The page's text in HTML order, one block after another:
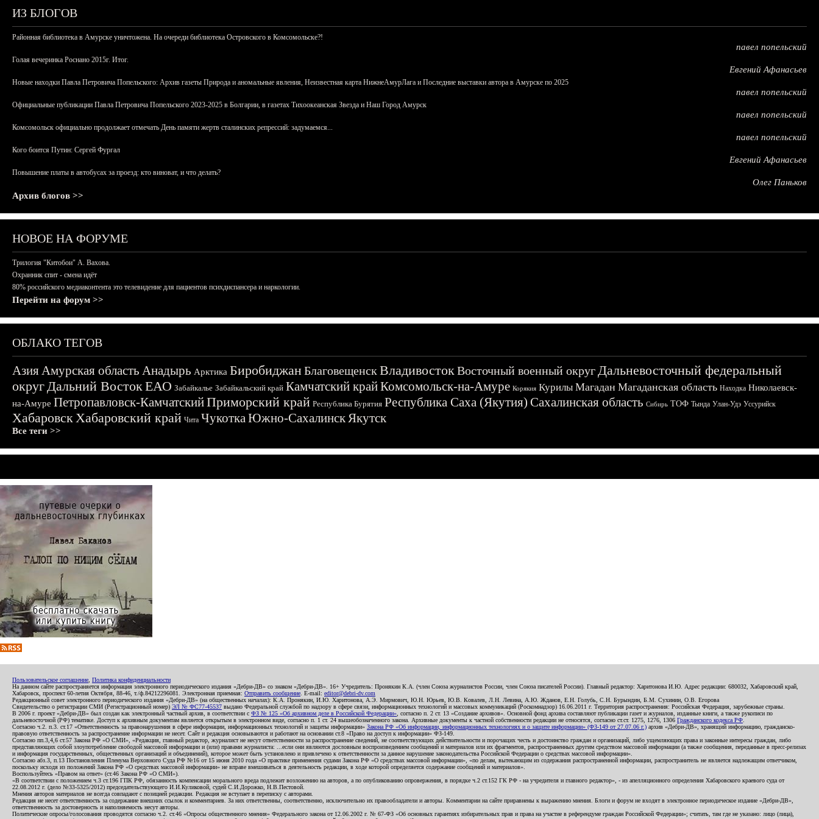
ИЗ БЛОГОВ
Районная библиотека в Амурске уничтожена. На очереди библиотека Островского в Комсомольске?!
павел попельский
Голая вечеринка Роснано 2015г. Итог.
Евгений Афанасьев
Новые находки Павла Петровича Попельского: Архив газеты Природа и аномальные явления, Неизвестная карта НижнеАмурЛага и Последние выставки автора в Амурске по 2025
павел попельский
Официальные публикации Павла Петровича Попельского 2023-2025 в Болгарии, в газетах Тихоокеанская Звезда и Наш Город Амурск
павел попельский
Комсомольск официально продолжает отмечать День памяти жертв сталинских репрессий: задумаемся...
павел попельский
Кого боится Путин: Сергей Фургал
Евгений Афанасьев
Повышение платы в автобусах за проезд: кто виноват, и что делать?
Олег Паньков
Архив блогов >>
НОВОЕ НА ФОРУМЕ
Трилогия "Китобои" А. Вахова.
Охранник спит - смена идёт
80% российского медиаконтента это телевидение для пациентов психдиспансера и наркологии.
Перейти на форум >>
ОБЛАКО ТЕГОВ
АзияАмурская область Анадырь Арктика БиробиджанБлаговещенскВладивостокВосточный военный округДальневосточный федеральный
округДальний ВостокЕАО Забайкалье Забайкальский край Камчатский крайКомсомольск-на-Амуре Корякия Курилы Магадан Магаданская область Находка Николаевск-
на-Амуре Петропавловск-КамчатскийПриморский край Республика Бурятия Республика Саха (Якутия) Сахалинская область Сибирь ТОФ Тында Улан-Удэ Уссурийск
ХабаровскХабаровский край Чита ЧукоткаЮжно-СахалинскЯкутск
Все теги >>
Пользовательское соглашение Политика конфиденциальности
На данном сайте распространяется информация электронного периодического издания «Дебри-ДВ» со знаком «Дебри-ДВ». 16+ Учредитель: Пронякин К.А. (член Союза журналистов России, член Союза писателей России). Главный редактор: Харитонова И.Ю. Адрес редакции: 680032, Хабаровский край,
Хабаровск, проспект 60-летия Октября, 88-46, т./ф.84212296081. Электронная приемная: Отправить сообщение . E-mail: editor@debri-dv.com
Редакционный совет электронного периодического издания «Дебри-ДВ» (на общественных началах): К.А. Пронякин, И.Ю. Харитонова, А.Э. Мирмович, Ю.Н. Юрьев, Ю.В. Ковалев, Л.Н. Левина, А.Ю. Жданов, Е.Н. Голубь, С.Н. Бурындин, Б.М. Сухинин, О.В. Егорова
Свидетельство о регистрации СМИ (Регистрационный номер) ЭЛ № ФС77-45537 выдано Федеральной службой по надзору в сфере связи, информационных технологий и массовых коммуникаций (Роскомнадзор) 16.06.2011 г. Территория распространения: Российская Федерация, зарубежные страны.
В 2006 г. проект «Дебри-ДВ» был создан как электронный частный архив, в соответствии с ФЗ № 125 «Об архивном деле в Российской Федерации» , согласно п. 2 ст. 13 «Создание архивов». Основной фонд архива составляют публикации газет и журналов, изданные книги, а также рукописи по
дальневосточной (РФ) тематике. Доступ к архивным документам является открытым в электронном виде, согласно п. 1 ст. 24 вышеобозначенного закона. Архивные документы к частной собственности редакции не относятся, согласно ст.ст. 1275, 1276, 1306 Гражданского кодекса РФ
Согласно ч.2. п.3. ст.17 «Ответственность за правонарушения в сфере информации, информационных технологий и защиты информации» Закона РФ «Об информации, информационных технологиях и о защите информации» (ФЗ-149 от 27.07.06 г.) архив «Дебри-ДВ», хранящий информацию, гражданско-
правовую ответственность за распространение информации не несет. Сайт и редакция основываются и работают на основании ст.8 «Право на доступ к информации» ФЗ-149.
Согласно пп.3,4,6 ст.57 Закона РФ «О СМИ», «Редакция, главный редактор, журналист не несут ответственности за распространение сведений, не соответствующих действительности и порочащих честь и достоинство граждан и организаций, либо ущемляющих права и законные интересы граждан, либо
представляющих собой злоупотребление свободой массовой информации и (или) правами журналиста: ...если они являются дословным воспроизведением сообщений и материалов или их фрагментов, распространенных другим средством массовой информации (а также сообщения, переданные в пресс-релизах
и информация государственных, общественных организаций и объединений), которое может быть установлено и привлечено к ответственности за данное нарушение законодательства Российской Федерации о средствах массовой информации».
Согласно абз.3, п.13 Постановления Пленума Верховного Суда РФ №16 от 15 июня 2010 года «О практике применения судами Закона РФ «О средствах массовой информации», «по делам, вытекающим из содержания распространенной информации, распространитель не является надлежащим ответчиком,
поскольку исходя из положений Закона РФ «О средствах массовой информации» не вправе вмешиваться в деятельность редакции, в ходе которой определяется содержание сообщений и материалов».
Воспользуйтесь «Правом на ответ» (ст.46 Закона РФ «О СМИ»).
«В соответствии с положением ч.3 ст.196 ГПК РФ, обязанность компенсации морального вреда подлежит возложению на авторов, а по опубликованию опровержения, в порядке ч.2 ст.152 ГК РФ - на учредителя и главного редактор», - из апелляционного определения Хабаровского краевого суда от
22.08.2012 г. (дело №33-5325/2012) председательствующего И.И.Куликовой, судей С.И.Дорожко, Н.В.Пестовой.
Мнения авторов материалов не всегда совпадают с позицией редакции. Редакция не вступает в переписку с авторами.
Редакция не несет ответственность за содержание внешних ссылок и комментариев. За них ответственны, соответственно, исключительно их правообладатели и авторы. Комментарии на сайте приравнены к выражению мнения. Блоги и форум не входят в электронное периодическое издание «Дебри-ДВ»,
ответственность за достоверность и наполняемость несут авторы.
Политические опросы/голосования проводятся согласно ч.2. ст.46 «Опросы общественного мнения» Федерального закона от 12.06.2002 г. № 67-ФЗ «Об основных гарантиях избирательных прав и права на участие в референдуме граждан Российской Федерации»; считать, там где не указано: лицо (лица),